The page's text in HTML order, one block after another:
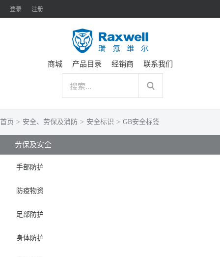
登录 注册
商城 产品目录 经销商 联系我们
首页 > 安全、劳保及消防 > 安全标识 > GB安全标签
劳保及安全
手部防护
防疫物资
足部防护
身体防护